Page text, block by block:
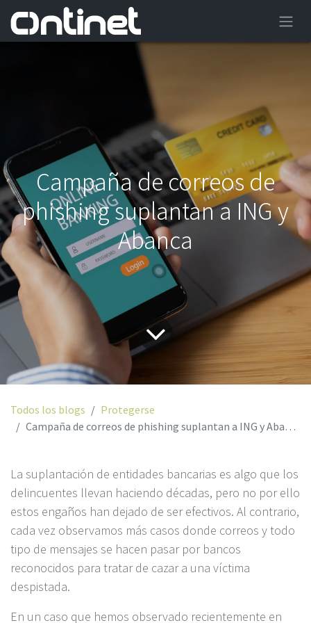
Campaña de correos de
phishing suplantan a ING y
Abanca
Todos los blogs
Protegerse
Campaña de correos de phishing suplantan a ING y Abanca
La suplantación de entidades bancarias es algo que los
delincuentes llevan haciendo décadas, pero no por ello
estos engaños han dejado de ser efectivos. Al contrario,
cada vez observamos más casos donde correos y todo
tipo de mensajes se hacen pasar por bancos
reconocidos para tratar de cazar a una víctima
despistada.
En un caso que hemos observado recientemente en